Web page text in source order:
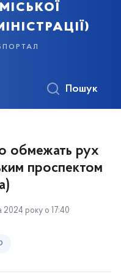
Пошук
обмежать рух
проспектом
2024 року о 17:40